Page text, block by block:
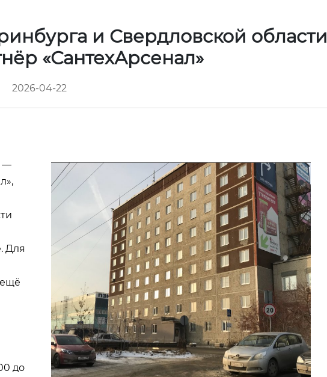
и Свердловской области
«СантехАрсенал»
2026-04-22
—
Для
до